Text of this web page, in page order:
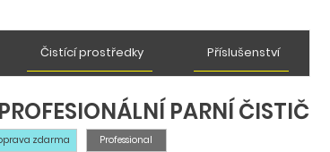
Čistící prostředky Příslušenství
PARNÍ ČISTIČ
zdarma Professional